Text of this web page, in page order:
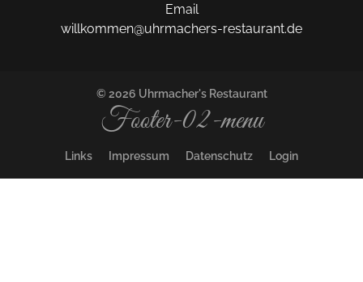
Email
willkommen@uhrmachers-restaurant.de
© 2026 Uhrmacher's Restaurant
Footer-02-menu
Links Impressum Datenschutz Login